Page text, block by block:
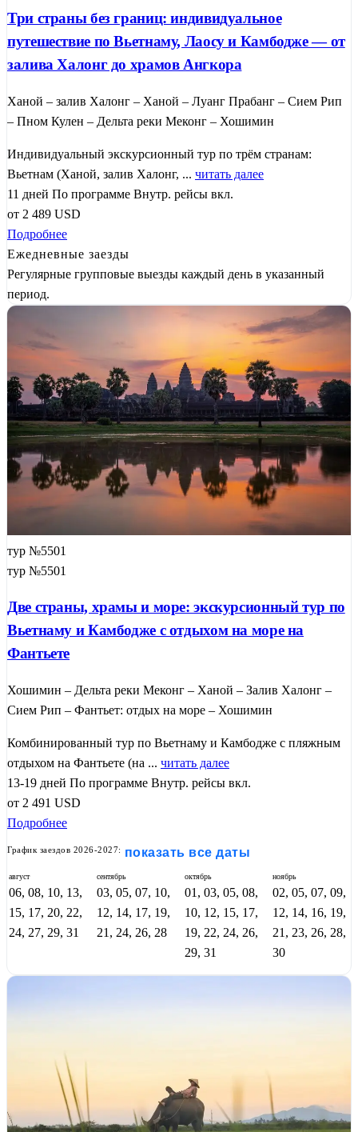
Три страны без границ: индивидуальное
путешествие по Вьетнаму, Лаосу и Камбодже — от
залива Халонг до храмов Ангкора
Ханой – залив Халонг – Ханой – Луанг Прабанг – Сием Рип
– Пном Кулен – Дельта реки Меконг – Хошимин
Индивидуальный экскурсионный тур по трём странам:
Вьетнам (Ханой, залив Халонг, ... читать далее
11 дней По программе Внутр. рейсы вкл.
от 2 489 USD
Подробнее
Ежедневные заезды
Регулярные групповые выезды каждый день в указанный
период.
тур №5501
тур №5501
Две страны, храмы и море: экскурсионный тур по
Вьетнаму и Камбодже с отдыхом на море на
Фантьете
Хошимин – Дельта реки Меконг – Ханой – Залив Халонг –
Сием Рип – Фантьет: отдых на море – Хошимин
Комбинированный тур по Вьетнаму и Камбодже с пляжным
отдыхом на Фантьете (на ... читать далее
13-19 дней По программе Внутр. рейсы вкл.
от 2 491 USD
Подробнее
График заездов 2026-2027: показать все даты
август
06, 08, 10, 13,
15, 17, 20, 22,
24, 27, 29, 31
сентябрь
03, 05, 07, 10,
12, 14, 17, 19,
21, 24, 26, 28
октябрь
01, 03, 05, 08,
10, 12, 15, 17,
19, 22, 24, 26,
29, 31
ноябрь
02, 05, 07, 09,
12, 14, 16, 19,
21, 23, 26, 28,
30